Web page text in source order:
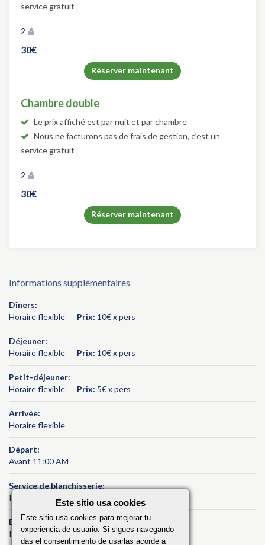
service gratuit
2
30€
Réserver maintenant
Chambre double
Le prix affiché est par nuit et par chambre
Nous ne facturons pas de frais de gestion, c’est un
service gratuit
2
30€
Réserver maintenant
Informations supplémentaires
Dîners:
Horaire flexible
Prix: 10€ x pers
Déjeuner:
Horaire flexible
Prix: 10€ x pers
Petit-déjeuner:
Horaire flexible
Prix: 5€ x pers
Arrivée:
Horaire flexible
Départ:
Avant 11:00 AM
Service de blanchisserie:
Prix variable
Boissons:
Prix variable
Este sitio usa cookies
Este sitio usa cookies para mejorar tu
experiencia de usuario. Si sigues navegando
das el consentimiento de usarlas acorde a